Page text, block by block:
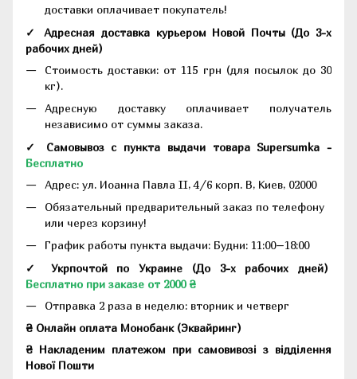
доставки оплачивает покупатель!
✓ Адресная доставка курьером Новой Почты (До 3-х
рабочих дней)
Стоимость доставки: от 115 грн (для посылок до 30
кг).
Адресную доставку оплачивает получатель
независимо от суммы заказа.
✓ Самовывоз с пункта выдачи товара Supersumka -
Бесплатно
Адрес: ул. Иоанна Павла II, 4/6 корп. В, Киев, 02000
Обязательный предварительный заказ по телефону
или через корзину!
График работы пункта выдачи: Будни: 11:00–18:00
✓ Укрпочтой по Украине (До 3-х рабочих дней)
Бесплатно при заказе от 2000 ₴
Отправка 2 раза в неделю: вторник и четверг
₴ Онлайн оплата Монобанк (Эквайринг)
₴ Накладеним платежом при самовивозі з відділення
Нової Пошти